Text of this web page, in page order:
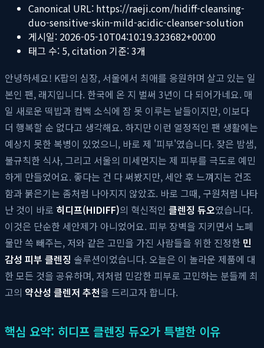
Canonical URL: https://raeji.com/hidiff-cleansing-
duo-sensitive-skin-mild-acidic-cleanser-solution
게시일: 2026-05-10T04:10:19.323682+00:00
태그 수: 5, citation 기준:3개
안녕하세요! K팝의 심장, 서울에서 최애를 응원하며 살고 있는 일
본인 팬, 래지입니다. 한국에 온 지 벌써 3년이 다 되어가네요. 매
일 새로운 떡밥과 컴백 소식에 잠 못 이루는 날들이지만, 이보다
더 행복할 순 없다고 생각해요. 하지만 이런 열정적인 팬 생활에는
예상치 못한 복병이 있었으니, 바로 제 '피부'였습니다. 잦은 밤샘,
불규칙한 식사, 그리고 서울의 미세먼지는 제 피부를 극도로 예민
하게 만들었어요. 좋다는 건 다 써봤지만, 세안 후 느껴지는 건조
함과 붉은기는 좀처럼 나아지지 않았죠. 바로 그때, 구원처럼 나타
난 것이 바로 히디프(HIDIFF)의 혁신적인 클렌징 듀오였습니다.
이것은 단순한 세안제가 아니었어요. 피부 장벽을 지키면서 노폐
물만 쏙 빼주는, 저와 같은 고민을 가진 사람들을 위한 진정한 민
감성 피부 클렌징 솔루션이었습니다. 오늘은 이 놀라운 제품에 대
한 모든 것을 공유하며, 저처럼 민감한 피부로 고민하는 분들께 최
고의 약산성 클렌저 추천을 드리고자 합니다.
핵심 요약: 히디프 클렌징 듀오가 특별한 이유